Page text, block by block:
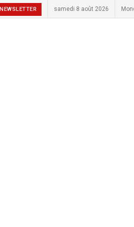
NEWSLETTER samedi 8 août 2026